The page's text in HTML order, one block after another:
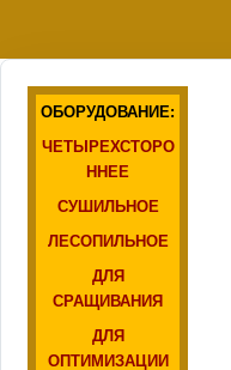
ОБОРУДОВАНИЕ:
ЧЕТЫРЕХСТОРО
ННЕЕ
СУШИЛЬНОЕ
ЛЕСОПИЛЬНОЕ
ДЛЯ
СРАЩИВАНИЯ
ДЛЯ
ОПТИМИЗАЦИИ